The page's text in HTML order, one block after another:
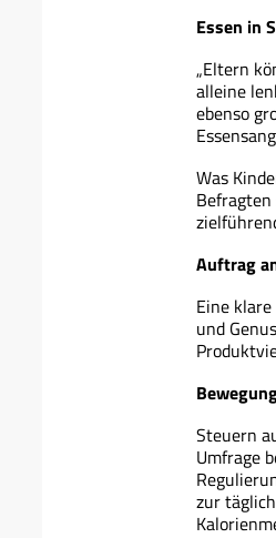
Essen in
„Eltern
alleine
ebenso
Was
Auftrag
Eine
und
Steuern
Umfrage
zur